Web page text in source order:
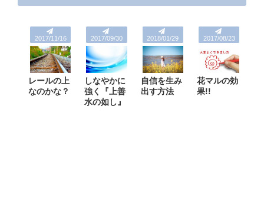
2017/11/16
レールの上
なのかな？
2017/09/30
しなやかに
強く『上善
水の如し』
2018/01/29
自信を生み
出す方法
2017/08/23
花マルの効
果!!